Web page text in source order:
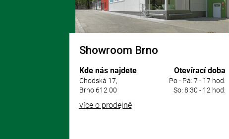
Showroom Brno
Kde nás najdete
Chodská 17,
Brno 612 00
Otevírací doba
Po - Pá: 7 - 17 hod.
So: 8:30 - 12 hod.
více o prodejně